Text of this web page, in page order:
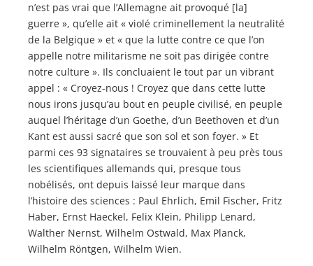
n’est pas vrai que l’Allemagne ait provoqué [la]
guerre », qu’elle ait « violé criminellement la neutralité
de la Belgique » et « que la lutte contre ce que l’on
appelle notre militarisme ne soit pas dirigée contre
notre culture ». Ils concluaient le tout par un vibrant
appel : « Croyez-nous ! Croyez que dans cette lutte
nous irons jusqu’au bout en peuple civilisé, en peuple
auquel l’héritage d’un Goethe, d’un Beethoven et d’un
Kant est aussi sacré que son sol et son foyer. » Et
parmi ces 93 signataires se trouvaient à peu près tous
les scientifiques allemands qui, presque tous
nobélisés, ont depuis laissé leur marque dans
l’histoire des sciences : Paul Ehrlich, Emil Fischer, Fritz
Haber, Ernst Haeckel, Felix Klein, Philipp Lenard,
Walther Nernst, Wilhelm Ostwald, Max Planck,
Wilhelm Röntgen, Wilhelm Wien.